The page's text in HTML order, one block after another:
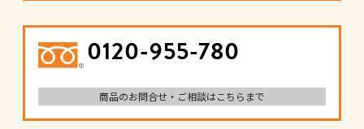
0120-955-780
商品のお問合せ・ご相談はこちらまで